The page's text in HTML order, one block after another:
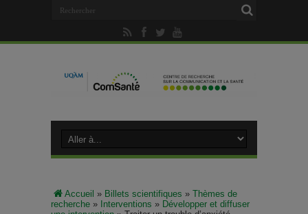
Accueil » Billets scientifiques » Thèmes de
recherche » Interventions » Développer et diffuser